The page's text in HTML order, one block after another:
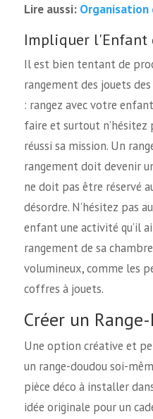
Lire aussi: Organisation
Impliquer l'Enfant
Il est bien tentant de
rangement des jouets
: rangez avec votre
faire et surtout n’hésitez
réussi sa mission. Un
rangement doit devenir
ne doit pas être réservé
désordre. N’hésitez pas
enfant une activité qu’il
rangement de sa
volumineux, comme les
coffres à jouets.
Créer un
Une option créative et
un range-doudou soi-
pièce déco à installer
idée originale pour un